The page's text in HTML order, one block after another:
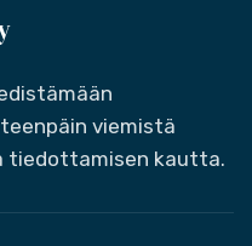
viemistä
tiedottamisen kautta.